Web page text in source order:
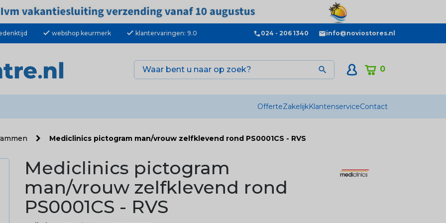
check webshop keurmerk check klantervaringen: 9.0 024 - 206 1340 info@noviostores.nl
0

OfferteZakelijkKlantenserviceContact
Mediclinics pictogram man/vrouw zelfklevend rond PS0001CS - RVS
Mediclinics pictogram
man/vrouw zelfklevend rond
PS0001CS - RVS